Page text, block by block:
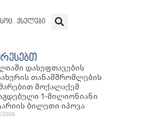
სოც. ქსელები
დასუფთავების
თანამშრომლების
მოქალაქემ
1-მილიონიანი
ბილეთი იპოვა